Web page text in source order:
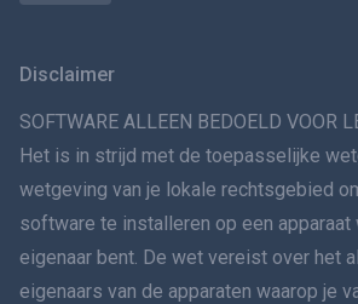
VERSPREIDINGทย
Dansk
हिंदी
Disclaimer
SOFTWARE ALLEEN BEDOELD VOOR
Het is in strijd met de toepasselijke
wetgeving van je lokale rechtsgebied
software te installeren op een apparaat
eigenaar bent. De wet vereist over het
eigenaars van de apparaten waarop je